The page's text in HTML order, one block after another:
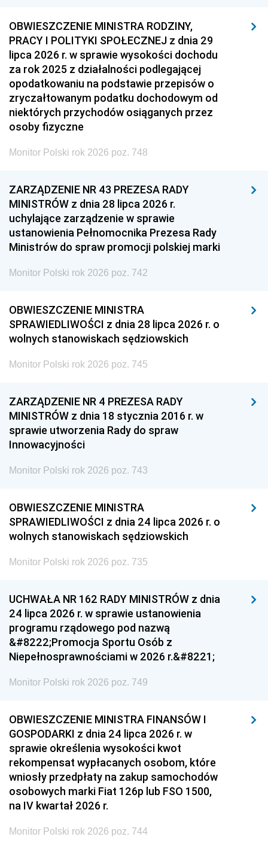
OBWIESZCZENIE MINISTRA RODZINY,
PRACY I POLITYKI SPOŁECZNEJ z dnia 29
lipca 2026 r. w sprawie wysokości dochodu
za rok 2025 z działalności podlegającej
opodatkowaniu na podstawie przepisów o
zryczałtowanym podatku dochodowym od
niektórych przychodów osiąganych przez
osoby fizyczne
Monitor Polski rok 2026 poz. 748
ZARZĄDZENIE NR 43 PREZESA RADY
MINISTRÓW z dnia 28 lipca 2026 r.
uchylające zarządzenie w sprawie
ustanowienia Pełnomocnika Prezesa Rady
Ministrów do spraw promocji polskiej marki
Monitor Polski rok 2026 poz. 742
OBWIESZCZENIE MINISTRA
SPRAWIEDLIWOŚCI z dnia 28 lipca 2026 r. o
wolnych stanowiskach sędziowskich
Monitor Polski rok 2026 poz. 745
ZARZĄDZENIE NR 4 PREZESA RADY
MINISTRÓW z dnia 18 stycznia 2016 r. w
sprawie utworzenia Rady do spraw
Innowacyjności
Monitor Polski rok 2026 poz. 743
OBWIESZCZENIE MINISTRA
SPRAWIEDLIWOŚCI z dnia 24 lipca 2026 r. o
wolnych stanowiskach sędziowskich
Monitor Polski rok 2026 poz. 735
UCHWAŁA NR 162 RADY MINISTRÓW z dnia
24 lipca 2026 r. w sprawie ustanowienia
programu rządowego pod nazwą
&#8222;Promocja Sportu Osób z
Niepełnosprawnościami w 2026 r.&#8221;
Monitor Polski rok 2026 poz. 749
OBWIESZCZENIE MINISTRA FINANSÓW I
GOSPODARKI z dnia 24 lipca 2026 r. w
sprawie określenia wysokości kwot
rekompensat wypłacanych osobom, które
wniosły przedpłaty na zakup samochodów
osobowych marki Fiat 126p lub FSO 1500,
na IV kwartał 2026 r.
Monitor Polski rok 2026 poz. 744